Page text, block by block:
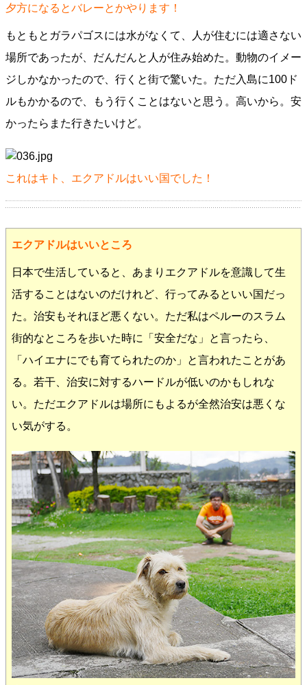
夕方になるとバレーとかやります！
もともとガラパゴスには水がなくて、人が住むには適さない
場所であったが、だんだんと人が住み始めた。動物のイメー
ジしかなかったので、行くと街で驚いた。ただ入島に100ド
ルもかかるので、もう行くことはないと思う。高いから。安
かったらまた行きたいけど。
これはキト、エクアドルはいい国でした！
エクアドルはいいところ
日本で生活していると、あまりエクアドルを意識して生
活することはないのだけれど、行ってみるといい国だっ
た。治安もそれほど悪くない。ただ私はペルーのスラム
街的なところを歩いた時に「安全だな」と言ったら、
「ハイエナにでも育てられたのか」と言われたことがあ
る。若干、治安に対するハードルが低いのかもしれな
い。ただエクアドルは場所にもよるが全然治安は悪くな
い気がする。